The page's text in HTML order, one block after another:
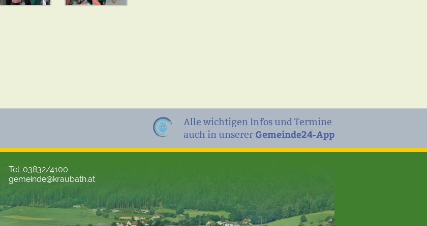
Alle wichtigen Infos und Termine
auch in unserer Gemeinde24-App
Tel. 03832/4100
gemeinde@kraubath.at